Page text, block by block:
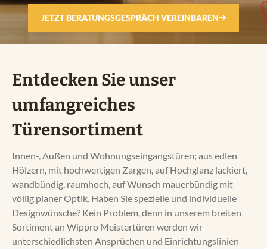
Service
Unser Weg
Kontakt
JETZT BERATUNGSGESPRÄCH VEREINBAREN
Entdecken Sie unser
umfangreiches
Türensortiment
Innen-, Außen und Wohnungseingangstüren; aus edlen
Hölzern, mit hochwertigen Zargen, auf Hochglanz lackiert,
wandbündig, raumhoch, auf Wunsch mauerbündig mit
völlig planer Optik. Haben Sie spezielle und individuelle
Designwünsche? Kein Problem, denn in unserem breiten
Sortiment an Wippro Meistertüren werden wir
unterschiedlichsten Ansprüchen und Einrichtungslinien